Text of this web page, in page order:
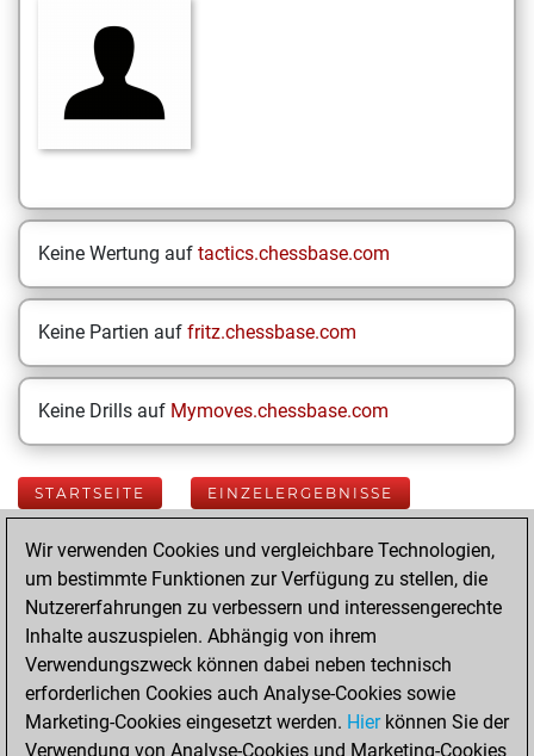
Keine Wertung auf tactics.chessbase.com
Keine Partien auf fritz.chessbase.com
Keine Drills auf Mymoves.chessbase.com
STARTSEITE EINZELERGEBNISSE
Your Latest App
Activity
Sonntag, Juni 15,
2025
Wir verwenden Cookies und vergleichbare Technologien,
um bestimmte Funktionen zur Verfügung zu stellen, die
Nutzererfahrungen zu verbessern und interessengerechte
Inhalte auszuspielen. Abhängig von ihrem
Verwendungszweck können dabei neben technisch
erforderlichen Cookies auch Analyse-Cookies sowie
Marketing-Cookies eingesetzt werden. Hierkönnen Sie der
Verwendung von Analyse-Cookies und Marketing-Cookies